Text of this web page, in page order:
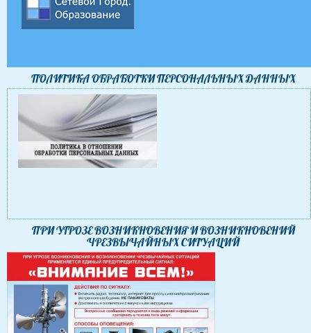
ПОЛИТИКА ОБРАБОТКИ ПЕРСОНАЛЬНЫХ ДАННЫХ
ПРИ УГРОЗЕ ВОЗНИКНОВЕНИЯ И ВОЗНИКНОВЕНИЙ
ЧРЕЗВЫЧАЙНЫХ СИТУАЦИЙ